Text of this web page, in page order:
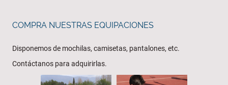
COMPRA NUESTRAS EQUIPACIONES
Disponemos de mochilas, camisetas, pantalones, etc.
Contáctanos para adquirirlas.